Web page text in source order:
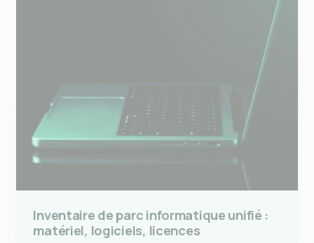
Inventaire de parc informatique unifié :
matériel, logiciels, licences